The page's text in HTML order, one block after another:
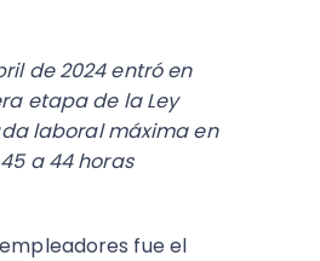
de 2024 entró en
etapa de la Ley
laboral máxima en
a 44 horas
fue el